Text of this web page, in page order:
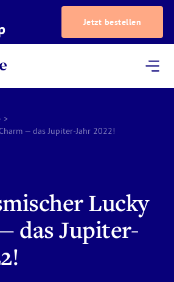
Jetzt bestellen
>
— das Jupiter-Jahr 2022!
Lucky
das Jupiter-